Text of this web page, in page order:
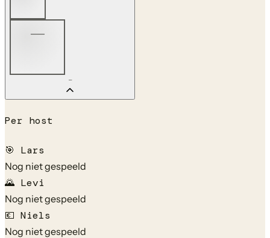
—
—
Per host
🎯 Lars
Nog niet gespeeld
🌄 Levi
Nog niet gespeeld
💶 Niels
Nog niet gespeeld